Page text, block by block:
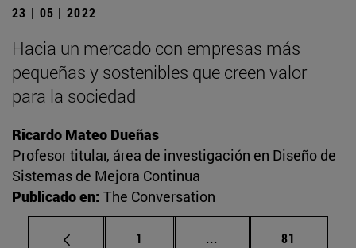
23 | 05 | 2022
Hacia un mercado con empresas más
pequeñas y sostenibles que creen valor
para la sociedad
Ricardo Mateo Dueñas
Profesor titular, área de investigación en Diseño de
Sistemas de Mejora Continua
Publicado en: The Conversation
Página
1 ... Páginas intermedias
Página
81